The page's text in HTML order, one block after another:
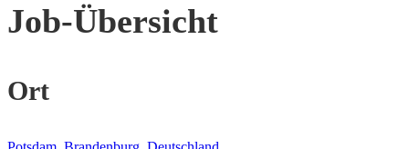
Job-Übersicht
Ort